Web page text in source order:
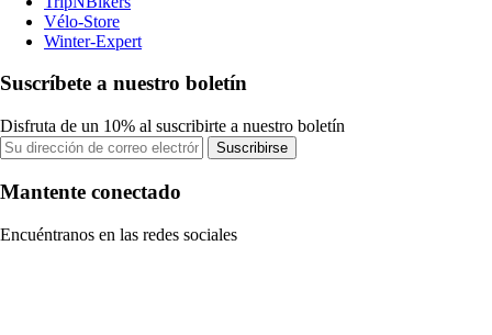
Vélo-Store
Winter-Expert
Suscríbete a nuestro boletín
Disfruta de un 10% al suscribirte a nuestro boletín
Suscribirse
Mantente conectado
Encuéntranos en las redes sociales